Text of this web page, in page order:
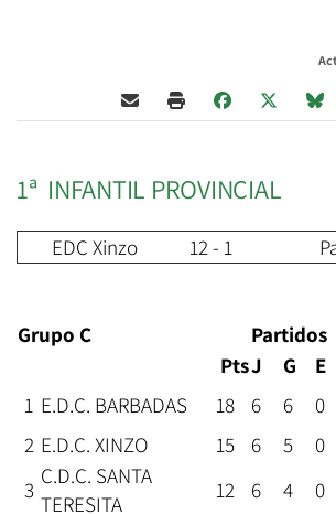
1ª INFANTIL PROVINCIAL
EDC Xinzo 12 - 1
Grupo C Partidos
PtsJ G E
1 E.D.C. BARBADAS 18 6 6 0
2 E.D.C. XINZO 15 6 5 0
3
C.D.C. SANTA
TERESITA
12 6 4 0